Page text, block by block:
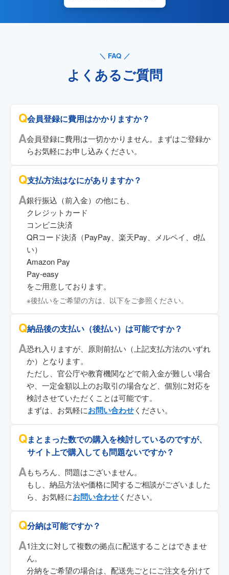
FAQ
よくあるご質問
会員登録に費用はかかりますか？
会員登録に費用は一切かかりません。まずはご登録か
らお気軽にお申し込みください。
支払方法はなにがありますか？
銀行振込（前入金）の他にも、
クレジットカード
コンビニ決済
QRコード決済（PayPay、楽天Pay、メルペイ、d払
い）
Amazon Pay
Pay-easy
をご用意しております。
※後払いをご希望の方は、以下をご参照ください。
納品後の支払い（後払い）は可能ですか？
恐れ入りますが、原則前払い（上記支払方法のいずれ
か）となります。
ただし、官公庁や教育機関などで前入金が難しい場合
や、一定金額以上のお取引の場合など、個別に対応を
検討させていただくことは可能です。
まずは、お気軽にお問い合わせください。
まとまった数での購入を検討しているのですが、
サイト上で購入しても問題ないですか？
もちろん、問題はございません。
もし、納品方法や価格に関するご相談がございました
ら、お気軽にお問い合わせください。
分納は可能ですか？
1注文に対して複数の拠点に配送することはできませ
ん。
分納をご希望の場合は、配送先ごとにご注文を分けて